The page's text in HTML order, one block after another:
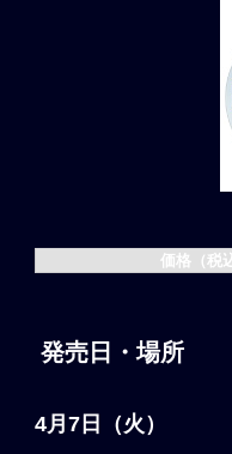
価格（税
発売日・場所
4月7日（火）